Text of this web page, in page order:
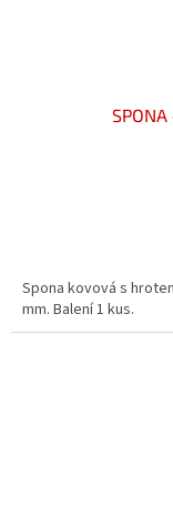
Spona kovová s
mm. Balení 1 kus.